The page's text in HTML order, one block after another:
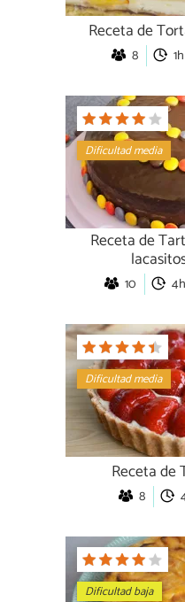
Receta de
8
Dificultad media
Receta de
10 4h
Dificultad media
Receta de
8
Dificultad baja